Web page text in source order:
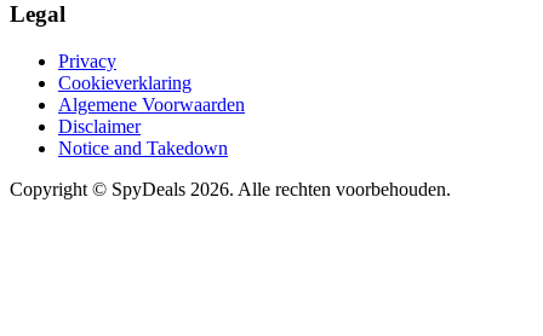
Legal
Privacy
Cookieverklaring
Algemene Voorwaarden
Disclaimer
Notice and Takedown
Copyright © SpyDeals 2026. Alle rechten voorbehouden.